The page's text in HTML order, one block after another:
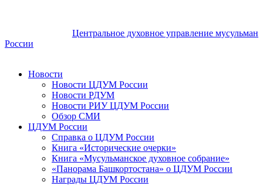
Центральное духовное управление мусульман
России
Новости
Новости ЦДУМ России
Новости РДУМ
Новости РИУ ЦДУМ России
Обзор СМИ
ЦДУМ России
Справка о ЦДУМ России
Книга «Исторические очерки»
Книга «Мусульманское духовное собрание»
«Панорама Башкортостана» о ЦДУМ России
Награды ЦДУМ России